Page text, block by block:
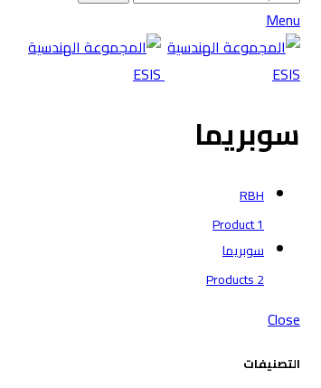
Menu
سوبريما
RBH
1 Product
سوبريما
2 Products
Close
التصنيفات